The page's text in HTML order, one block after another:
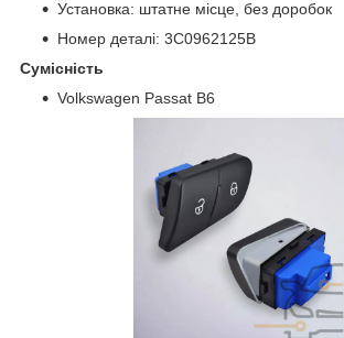
Установка: штатне місце, без доробок
Номер деталі: 3C0962125B
Сумісність
Volkswagen Passat B6